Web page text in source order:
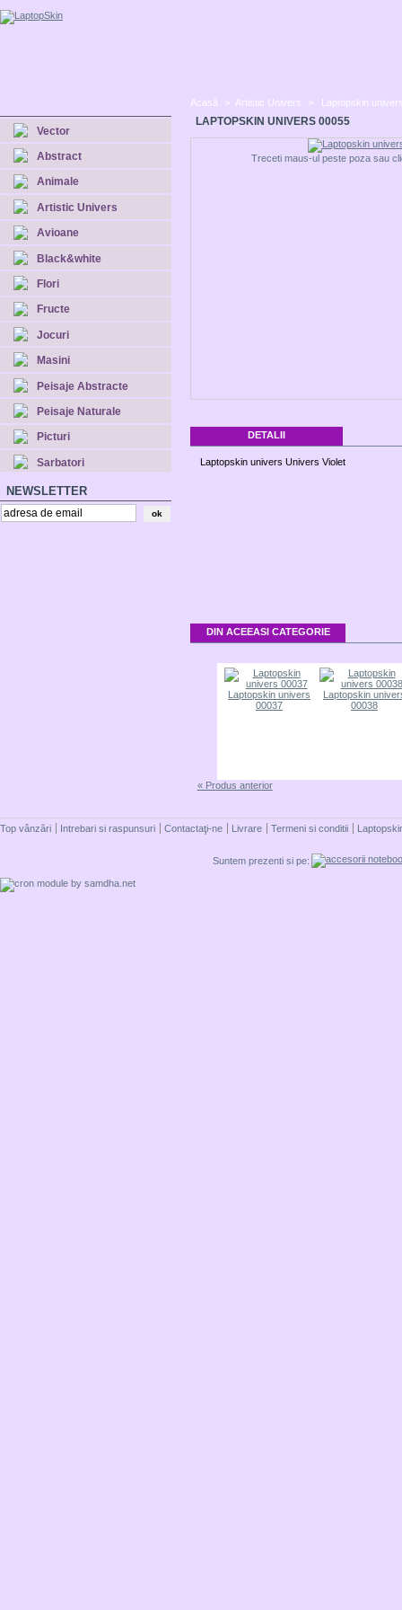
Vector
Abstract
Animale
Artistic Univers
Avioane
Black&white
Flori
Fructe
Jocuri
Masini
Peisaje Abstracte
Peisaje Naturale
Picturi
Sarbatori
NEWSLETTER
Acasă > Artistic Univers > Laptopskin
LAPTOPSKIN UNIVERS 00055
Treceti maus-ul peste poza sau
DETALII
Laptopskin univers Univers Violet
DIN ACEEASI CATEGORIE
Laptopskin univers
00037
Laptopskin
00038
« Produs anterior
Top vânzări Intrebari si raspunsuri Contactaţi-ne Livrare Termeni si conditii
Suntem prezenti si pe: